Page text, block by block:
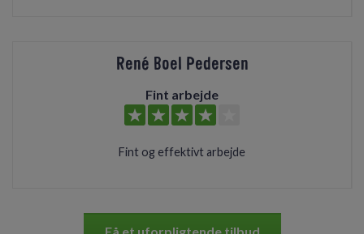
René Boel Pedersen
Fint arbejde
Fint og effektivt arbejde